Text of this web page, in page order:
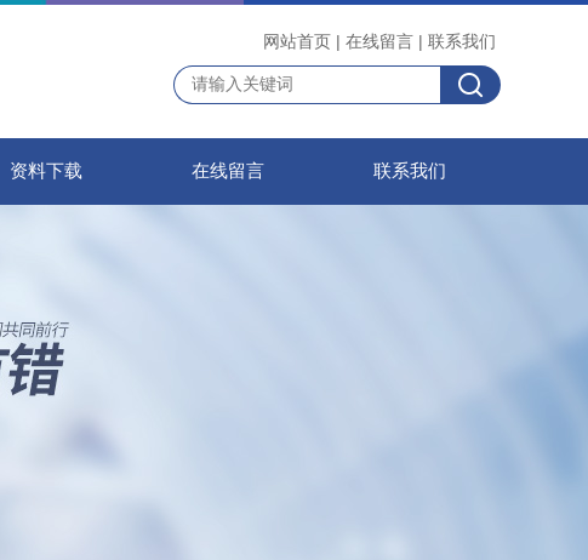
网站首页 | 在线留言 | 联系我们
资料下载 在线留言 联系我们